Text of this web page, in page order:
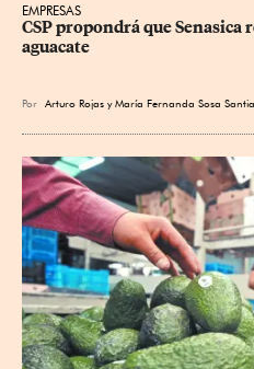
EMPRESAS
CSP propondrá que Senasica
aguacate
Por Arturo Rojas yMaría Fernanda Sosa